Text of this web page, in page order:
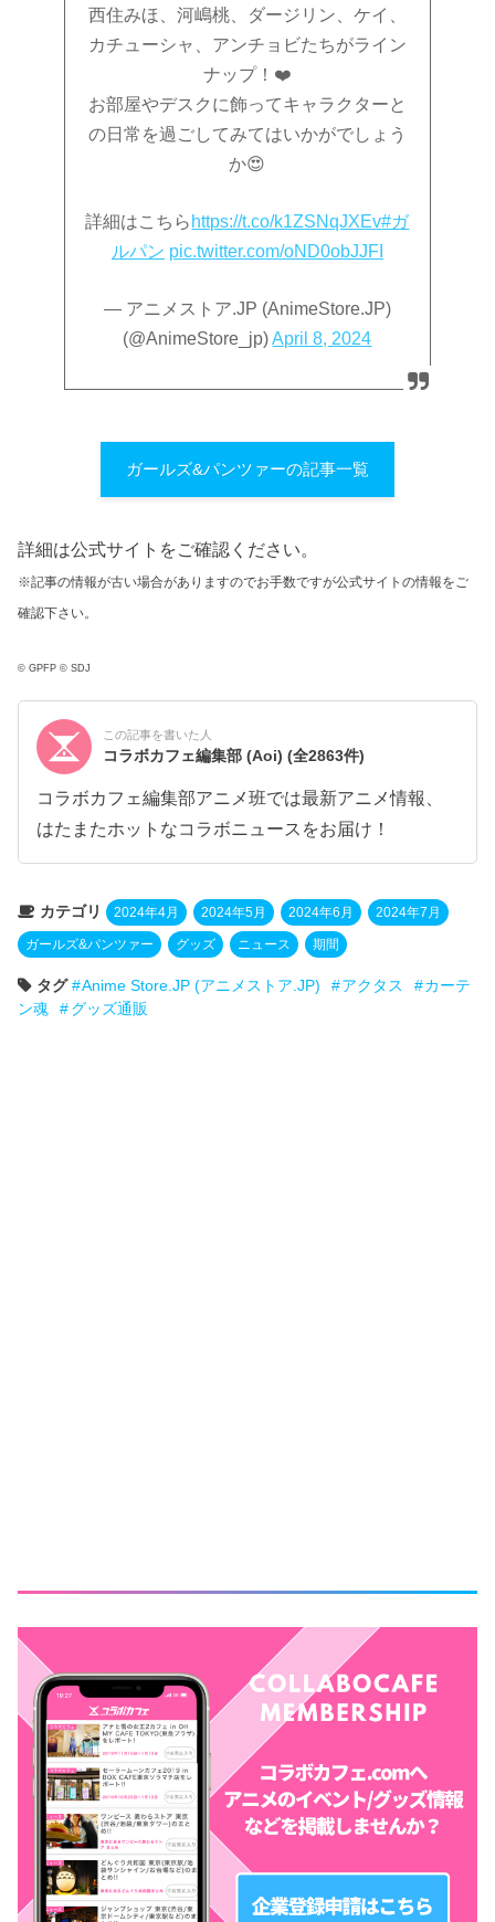
西住みほ、河嶋桃、ダージリン、ケイ、
カチューシャ、アンチョビたちがライン
ナップ！❤️
お部屋やデスクに飾ってキャラクターと
の日常を過ごしてみてはいかがでしょう
か😍
詳細はこちら https://t.co/k1ZSNqJXEv#ガ
ルパン pic.twitter.com/oND0obJJFI
— アニメストア.JP (AnimeStore.JP)
(@AnimeStore_jp)April 8, 2024
ガールズ&パンツァーの記事一覧
詳細は公式サイトをご確認ください。
※記事の情報が古い場合がありますのでお手数ですが公式サイトの情報をご
確認下さい。
© GPFP © SDJ
この記事を書いた人
コラボカフェ編集部 (Aoi)(全2863件)
コラボカフェ編集部アニメ班では最新アニメ情報、
はたまたホットなコラボニュースをお届け！
カテゴリ 2024年4月 2024年5月 2024年6月 2024年7月
ガールズ&パンツァー グッズ ニュース 期間
タグ Anime Store.JP (アニメストア.JP) アクタス
カーテ
ン魂
グッズ通販